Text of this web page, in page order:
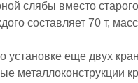
слябы вместо
составляет 70 т,
установке еще двух
металлоконструкции